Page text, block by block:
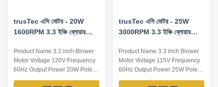
trusTec এসি মোটর - 20W
1600RPM 3.3 ইঞ্চি ব্লোয়ার
Product Name 3.3 inch Blower
Motor Voltage 120V Frequency
60Hz Output Power 20W Pole 4
AMPS 0.9A Speed 1600RPM
trusTec এসি মোটর - 25W
3000RPM 3.3 ইঞ্চি ব্লোয়ার
Product Name 3.3 inch Blower
Motor Voltage 115V Frequency
60Hz Output Power 25W Pole /
AMPS 1.1A Speed 3000RPM